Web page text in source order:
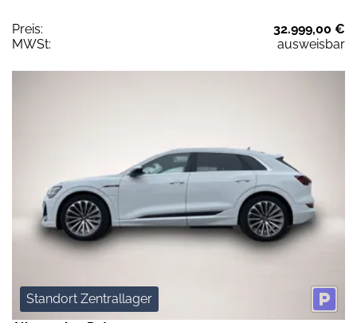
Preis:
32.999,00 €
MWSt:
ausweisbar
Standort Zentrallager